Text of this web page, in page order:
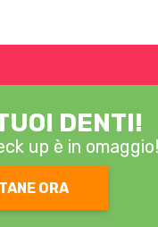
DENTI!
up è in omaggio!
ORA